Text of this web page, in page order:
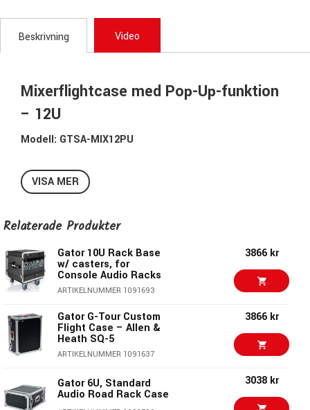
Beskrivning Video
Mixerflightcase med Pop-Up-funktion
– 12U
Modell: GTSA-MIX12PU
Skyddande och funktionell flightcase med inbyggd pop-up-
mekanism för mixers upp till 12U. Utrustad för snabb
Konstruktion och skydd
Tillverkad i formgjuten polyeten som ger ett slitstarkt och
tåligt skydd för mixern. Utrustad med gängade rackfästen
och ett vadderat handledsstöd för komfort under
Pop-Up-system och hantering
Case:et har ett patenterat pop-up-ratsystem som gör det
möjligt att transportera mixern i plant läge och sedan
justera den i olika vinklar vid uppställning. Locket säkras
VISA MER
Relaterade Produkter
Gator 10U Rack Base
w/ casters, for
Console Audio Racks
ARTIKELNUMMER 1091693
3866 kr
Gator G-Tour Custom
Flight Case – Allen &
Heath SQ-5
ARTIKELNUMMER 1091637
3866 kr
Gator 6U, Standard
Audio Road Rack Case
3038 kr